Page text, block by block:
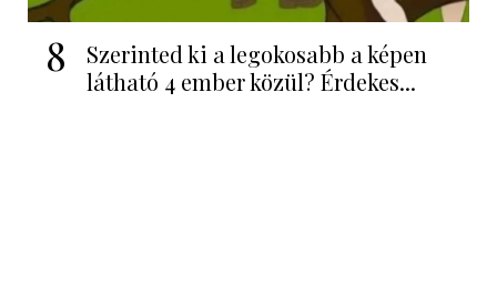
8
Szerinted ki a legokosabb a képen
látható 4 ember közül? Érdekes...